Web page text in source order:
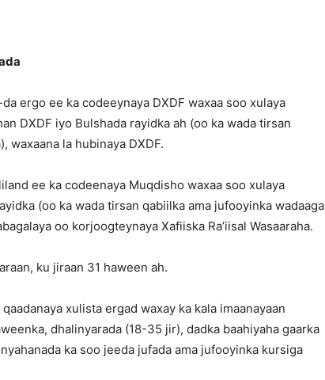
ergo ee ka codeeynaya DXDF waxaa soo xulaya
DXDF iyo Bulshada rayidka ah (oo ka wada tirsan
waxaana la hubinaya DXDF.
ee ka codeenaya Muqdisho waxaa soo xulaya
(oo ka wada tirsan qabiilka ama jufooyinka wadaaga
oo korjoogteynaya Xafiiska Ra’iisal Wasaaraha.
ku jiraan 31 haween ah.
xulista ergad waxay ka kala imaanayaan
dhalinyarada (18-35 jir), dadka baahiyaha gaarka
ka soo jeeda jufada ama jufooyinka kursiga